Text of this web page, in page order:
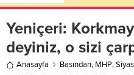
Yeniçeri:
deyiniz, o sizi
Anasayfa Basından, MHP,